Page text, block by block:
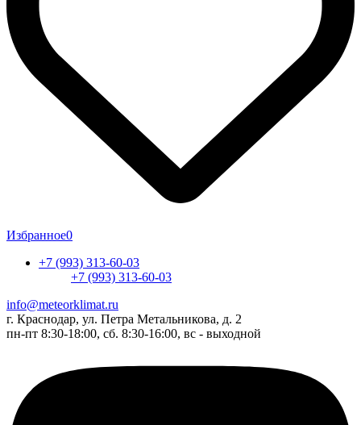
Избранное0
+7 (993) 313-60-03
+7 (993) 313-60-03
info@meteorklimat.ru
г. Краснодар, ул. Петра Метальникова, д. 2
пн-пт 8:30-18:00, сб. 8:30-16:00, вс - выходной